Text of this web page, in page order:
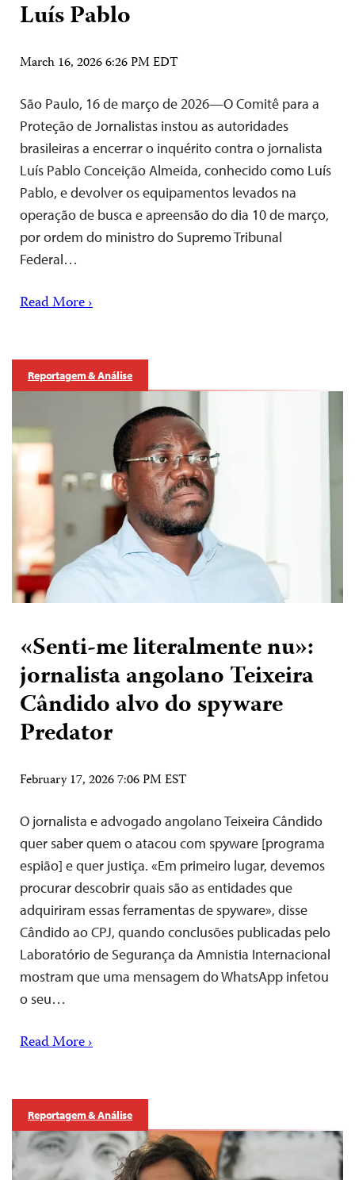
Luís Pablo
March 16, 2026 6:26 PM EDT
São Paulo, 16 de março de 2026—O Comitê para a
Proteção de Jornalistas instou as autoridades
brasileiras a encerrar o inquérito contra o jornalista
Luís Pablo Conceição Almeida, conhecido como Luís
Pablo, e devolver os equipamentos levados na
operação de busca e apreensão do dia 10 de março,
por ordem do ministro do Supremo Tribunal
Federal…
Read More ›
Reportagem & Análise
«Senti-me literalmente nu»:
jornalista angolano Teixeira
Cândido alvo do spyware
Predator
February 17, 2026 7:06 PM EST
O jornalista e advogado angolano Teixeira Cândido
quer saber quem o atacou com spyware [programa
espião] e quer justiça. «Em primeiro lugar, devemos
procurar descobrir quais são as entidades que
adquiriram essas ferramentas de spyware», disse
Cândido ao CPJ, quando conclusões publicadas pelo
Laboratório de Segurança da Amnistia Internacional
mostram que uma mensagem do WhatsApp infetou
o seu…
Read More ›
Reportagem & Análise